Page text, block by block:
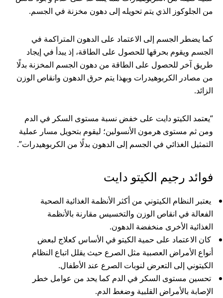
من الجلوكوز الذي يتم تحويله إلى دهون مخزنة في الجسم.
كما يضطر الجسم إلى الاعتماد على الدهون المتراكمة في
الجسم ويقوم بحرقها للحصول على الطاقة، إذ يبدأ في إيجاد
طريق آخر للحصول على الطاقة من دهون الجسم المخزنة بدلًا
من مصادر الكربوهيدرات وبهذا يتم حرق الدهون وانقاص الوزن
الزائد.
“يعتمد الكيتو دايت على خفض نسبة مستوى السكر في الدم
ومن ثم مستوى هرمون الأنسولين؛ ليقوم بتحويل مسار عملية
التمثيل الغذائي في الجسم إلى الدهون بدلًا من الكربوهيدرات”.
فوائد رجيم الكيتو دايت
يعتبر النظام الكيتوني من أكثر الأنظمة الغذائية الصحية
الفعالة في انقاص الوزن والتخسيس مقارنة بالأنظمة
الغذائية الأخرى منخفضة الدهون.
كان الاعتماد على حمية الكيتو في الأساس كعلاج لبعض
أنواع الأمراض العصبية مثل الصرع حيث يقلل اتباع النظام
الكيتوني إلى التعرض لنوبات الصرع عند الأطفال.
تحسين مستوى السكر في الدم كما يحد من عوامل خطر
الإصابة بالأمراض القلبية وضغط الدم.